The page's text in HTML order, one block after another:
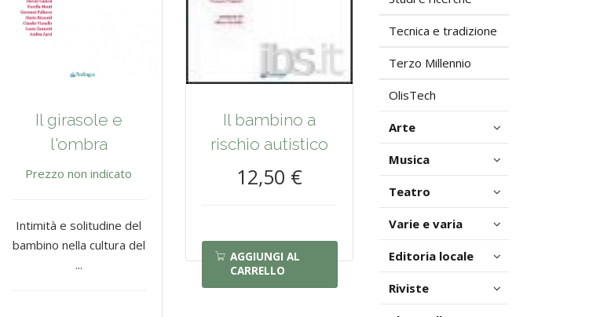
Il girasole e
l'ombra
Prezzo non indicato
Intimità e solitudine del
bambino nella cultura del
...
Il bambino a
rischio autistico
12,50 €
AGGIUNGI AL
CARRELLO
Tecnica e tradizione
Terzo Millennio
OlisTech
Arte
Musica
Teatro
Varie e varia
Editoria locale
Riviste